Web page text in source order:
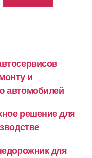
и
автомобилей
решение для
для